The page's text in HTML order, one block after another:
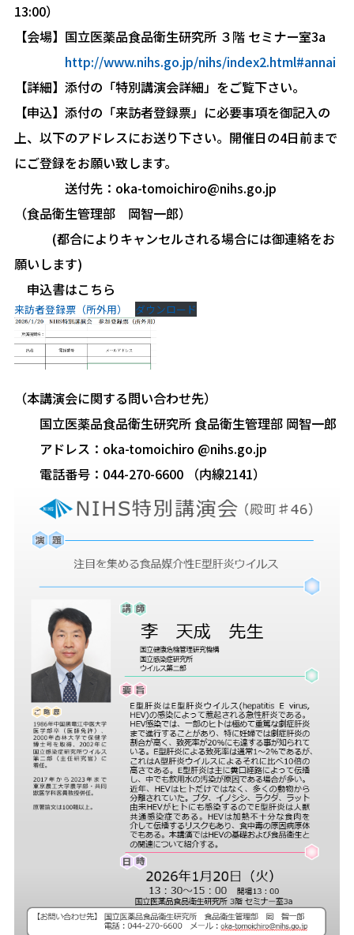
13:00）
【会場】国立医薬品食品衛生研究所 ３階 セミナー室3a
http://www.nihs.go.jp/nihs/index2.html#annai
【詳細】添付の「特別講演会詳細」をご覧下さい。
【申込】添付の「来訪者登録票」に必要事項を御記入の
上、以下のアドレスにお送り下さい。開催日の4日前まで
にご登録をお願い致します。
送付先：oka-tomoichiro@nihs.go.jp
（食品衛生管理部 岡智一郎）
(都合によりキャンセルされる場合には御連絡をお
願いします)
申込書はこちら
来訪者登録票（所外用） ダウンロード
（本講演会に関する問い合わせ先）
国立医薬品食品衛生研究所 食品衛生管理部 岡智一郎
アドレス：oka-tomoichiro @nihs.go.jp
電話番号：044-270-6600 （内線2141）